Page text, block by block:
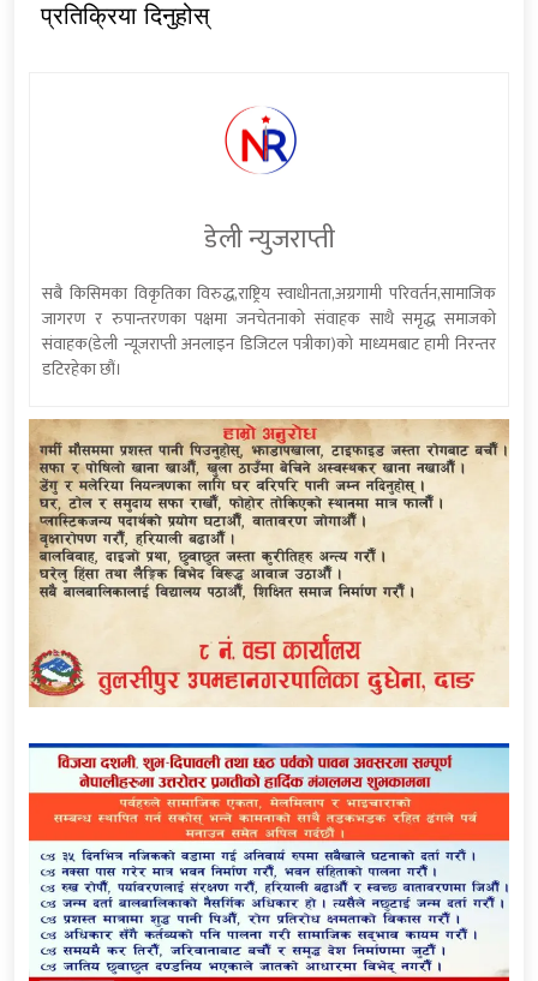
प्रतिक्रिया दिनुहोस्
डेली न्युजराप्ती
सबै किसिमका विकृतिका विरुद्ध,राष्ट्रिय स्वाधीनता,अग्रगामी परिवर्तन,सामाजिक
जागरण र रुपान्तरणका पक्षमा जनचेतनाको संवाहक साथै समृद्ध समाजको
संवाहक(डेली न्यूजराप्ती अनलाइन डिजिटल पत्रीका)को माध्यमबाट हामी निरन्तर
डटिरहेका छौं।